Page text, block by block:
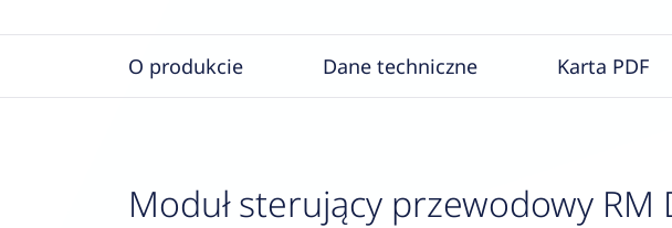
O produkcie Dane techniczne Karta PDF
Moduł sterujący przewodowy RM